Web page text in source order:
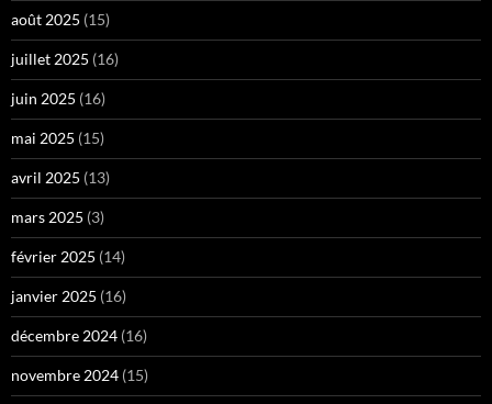
août 2025 (15)
juillet 2025 (16)
juin 2025 (16)
mai 2025 (15)
avril 2025 (13)
mars 2025 (3)
février 2025 (14)
janvier 2025 (16)
décembre 2024 (16)
novembre 2024 (15)